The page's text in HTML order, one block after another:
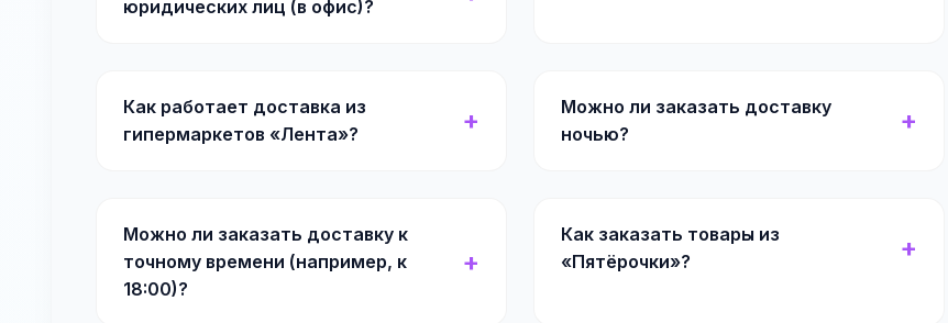
юридических лиц (в офис)?
Как работает доставка из
гипермаркетов «Лента»?
Можно ли заказать доставку
ночью?
Можно ли заказать доставку к
точному времени (например, к
18:00)?
Как заказать товары из
«Пятёрочки»?